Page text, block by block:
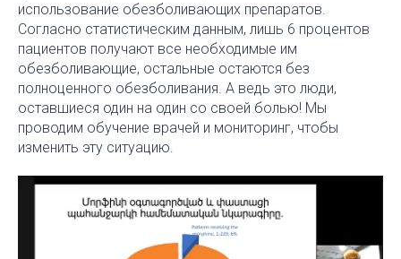
использование обезболивающих препаратов.
Согласно статистическим данным, лишь 6 процентов
пациентов получают все необходимые им
обезболивающие, остальные остаются без
полноценного обезболивания. А ведь это люди,
оставшиеся один на один со своей болью! Мы
проводим обучение врачей и мониторинг, чтобы
изменить эту ситуацию.